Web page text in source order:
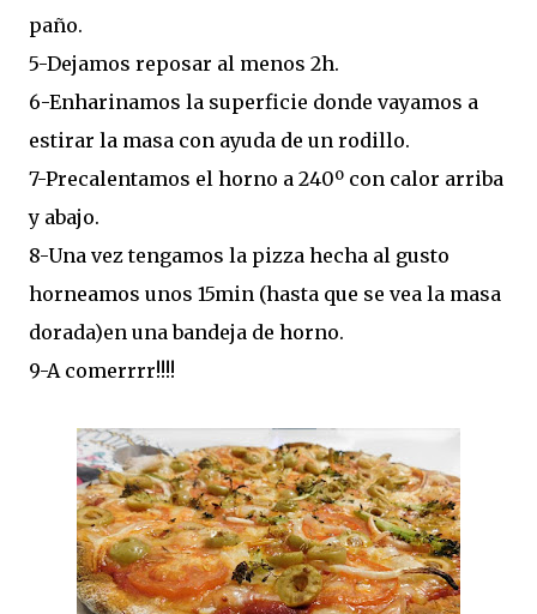
paño.
5-Dejamos reposar al menos 2h.
6-Enharinamos la superficie donde vayamos a
estirar la masa con ayuda de un rodillo.
7-Precalentamos el horno a 240º con calor arriba
y abajo.
8-Una vez tengamos la pizza hecha al gusto
horneamos unos 15min (hasta que se vea la masa
dorada)en una bandeja de horno.
9-A comerrrr!!!!